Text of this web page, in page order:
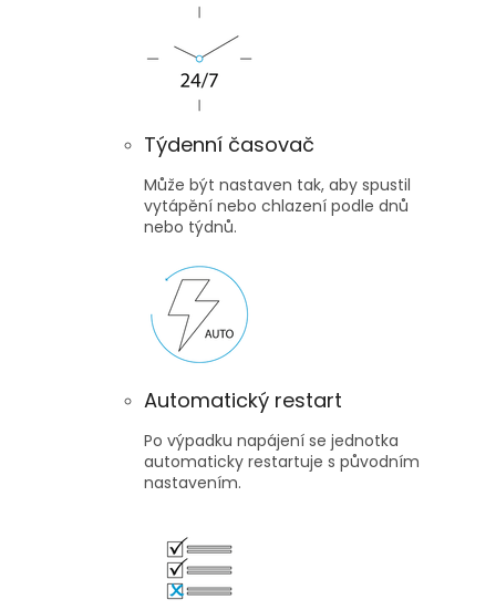
Týdenní časovač
Může být nastaven tak, aby spustil
vytápění nebo chlazení podle dnů
nebo týdnů.
Automatický restart
Po výpadku napájení se jednotka
automaticky restartuje s původním
nastavením.